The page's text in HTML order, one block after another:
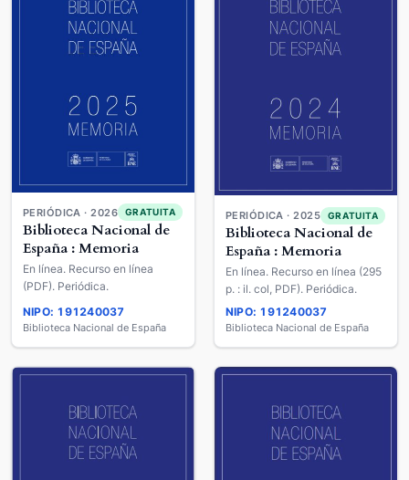
PERIÓDICA · 2026 GRATUITA
Biblioteca Nacional de
España : Memoria
En línea. Recurso en línea
(PDF). Periódica.
NIPO: 191240037
Biblioteca Nacional de España
PERIÓDICA · 2025 GRATUITA
Biblioteca Nacional de
España : Memoria
En línea. Recurso en línea (295
p. : il. col, PDF). Periódica.
NIPO: 191240037
Biblioteca Nacional de España